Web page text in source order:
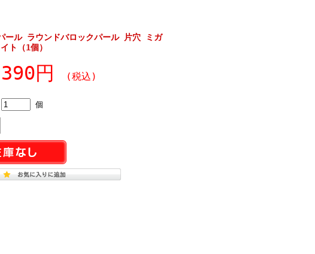
ール ラウンドバロックパール 片穴 ミガ
ト（1個）
390円 (税込)
個